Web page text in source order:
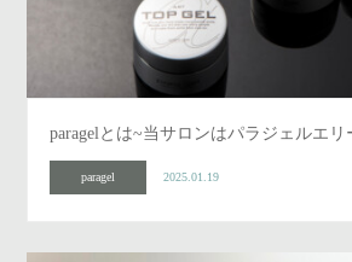
paragelとは~当サロンはパラジェルエ
paragel 2025.01.19